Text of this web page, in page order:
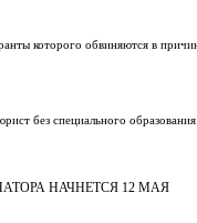
которого обвиняются в
без специального
НАЧНЕТСЯ 12 МАЯ